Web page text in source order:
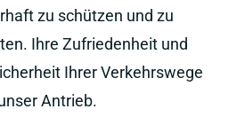
zu schützen und zu
Ihre Zufriedenheit und
Ihrer Verkehrswege
Antrieb.